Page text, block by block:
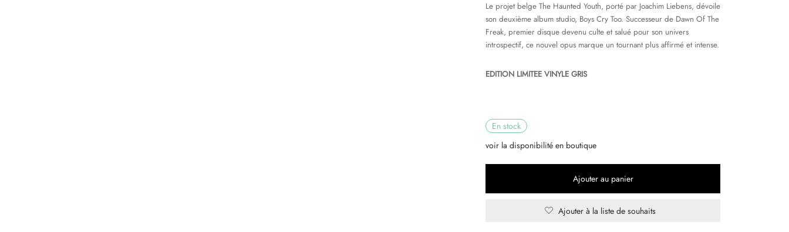
Le projet belge The Haunted Youth, porté par Joachim Liebens, dévoile
son deuxième album studio, Boys Cry Too. Successeur de Dawn Of The
Freak, premier disque devenu culte et salué pour son univers
introspectif, ce nouvel opus marque un tournant plus affirmé et intense.
EDITION LIMITEE VINYLE GRIS
En stock
voir la disponibilité en boutique
Ajouter au panier
Ajouter à la liste de souhaits